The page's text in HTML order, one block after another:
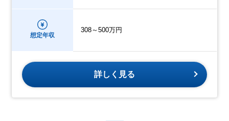
想定年収
308～500万円
詳しく見る